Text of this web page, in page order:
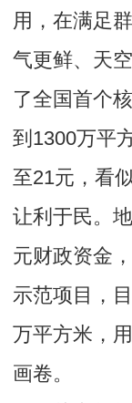
用，在满足
气更鲜、天
了全国首个
到1300万平
至21元，看
让利于民。
元财政资金
示范项目，
万平方米，
画卷。